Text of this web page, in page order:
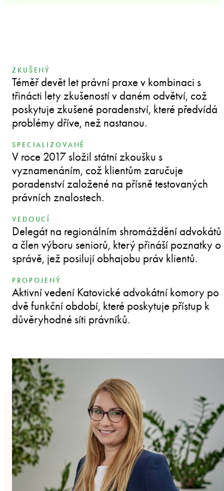
ZKUŠENÝ
Téměř devět let právní praxe v kombinaci s
třinácti lety zkušeností v daném odvětví, což
poskytuje zkušené poradenství, které předvídá
problémy dříve, než nastanou.
SPECIALIZOVANÉ
V roce 2017 složil státní zkoušku s
vyznamenáním, což klientům zaručuje
poradenství založené na přísně testovaných
právních znalostech.
VEDOUCÍ
Delegát na regionálním shromáždění advokátů
a člen výboru seniorů, který přináší poznatky o
správě, jež posilují obhajobu práv klientů.
PROPOJENÝ
Aktivní vedení Katovické advokátní komory po
dvě funkční období, které poskytuje přístup k
důvěryhodné síti právníků.